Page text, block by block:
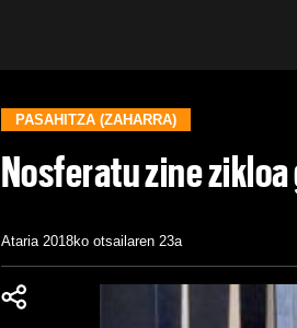
PASAHITZA (ZAHARRA)
Nosferatu zine
Ataria 2018ko otsailaren 23a